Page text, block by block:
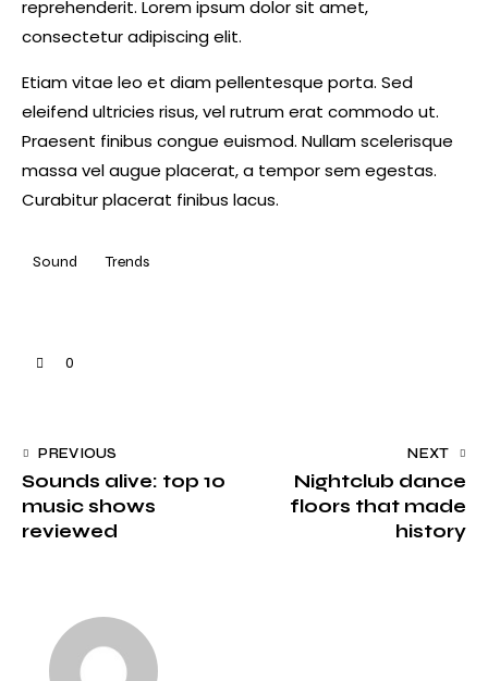
reprehenderit. Lorem ipsum dolor sit amet,
consectetur adipiscing elit.
Etiam vitae leo et diam pellentesque porta. Sed
eleifend ultricies risus, vel rutrum erat commodo ut.
Praesent finibus congue euismod. Nullam scelerisque
massa vel augue placerat, a tempor sem egestas.
Curabitur placerat finibus lacus.
Sound Trends
0
PREVIOUS
Sounds alive: top 10
music shows
reviewed
NEXT
Nightclub dance
floors that made
history